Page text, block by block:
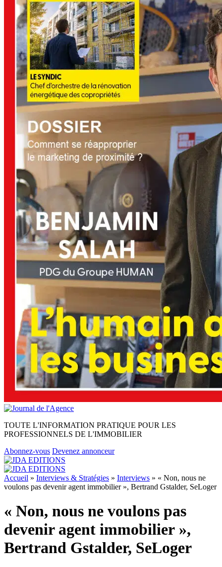
TOUTE L'INFORMATION PRATIQUE POUR LES
PROFESSIONNELS DE L'IMMOBILIER
Abonnez-vous Devenez annonceur
Accueil » Interviews & Stratégies » Interviews » « Non, nous ne
voulons pas devenir agent immobilier », Bertrand Gstalder, SeLoger
« Non, nous ne voulons pas
devenir agent immobilier »,
Bertrand Gstalder, SeLoger